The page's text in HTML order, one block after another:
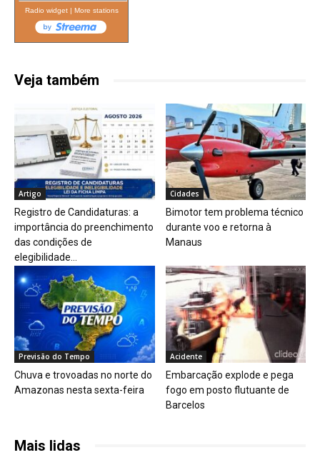
Radio widget| More stations
Veja também
Artigo
Registro de Candidaturas: a
importância do preenchimento
das condições de
elegibilidade...
Cidades
Bimotor tem problema técnico
durante voo e retorna à
Manaus
Previsão do Tempo
Chuva e trovoadas no norte do
Amazonas nesta sexta-feira
Acidente
Embarcação explode e pega
fogo em posto flutuante de
Barcelos
Mais lidas